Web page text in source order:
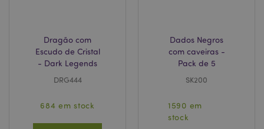
Dragão com
Escudo de Cristal
- Dark Legends
DRG444
684 em stock
Dados Negros
com caveiras -
Pack de 5
SK200
1590 em
stock